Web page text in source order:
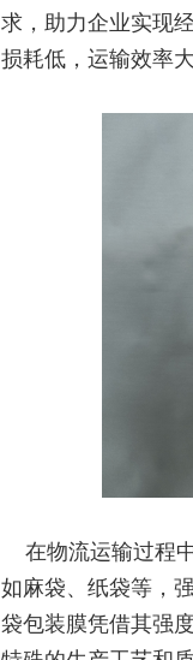
求，助力企业实现
损耗低，运输效率大
在物流运输过程
如麻袋、纸袋等，
袋包装膜凭借其强